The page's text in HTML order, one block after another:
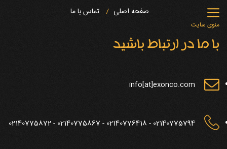
منوی سایت
صفحه اصلی
تماس با ما
با ما در ارتباط باشید
info[at]exonco.com
02140775794 - 02140776418 - 02140775867 - 02140775872